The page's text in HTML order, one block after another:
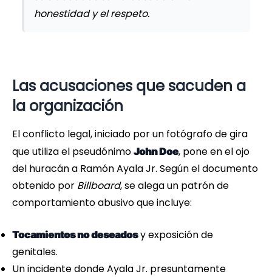
honestidad y el respeto.
Las acusaciones que sacuden a
la organización
El conflicto legal, iniciado por un fotógrafo de gira
que utiliza el pseudónimo John Doe, pone en el ojo
del huracán a Ramón Ayala Jr. Según el documento
obtenido por Billboard, se alega un patrón de
comportamiento abusivo que incluye:
Tocamientos no deseadosy exposición de
genitales.
Un incidente donde Ayala Jr. presuntamente